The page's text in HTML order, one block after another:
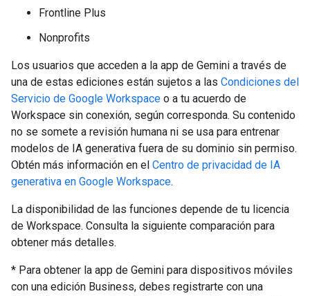
Frontline Plus
Nonprofits
Los usuarios que acceden a la app de Gemini a través de
una de estas ediciones están sujetos a las Condiciones del
Servicio de Google Workspace o a tu acuerdo de
Workspace sin conexión, según corresponda. Su contenido
no se somete a revisión humana ni se usa para entrenar
modelos de IA generativa fuera de su dominio sin permiso.
Obtén más información en el Centro de privacidad de IA
generativa en Google Workspace.
La disponibilidad de las funciones depende de tu licencia
de Workspace. Consulta la siguiente comparación para
obtener más detalles.
* Para obtener la app de Gemini para dispositivos móviles
con una edición Business, debes registrarte con una